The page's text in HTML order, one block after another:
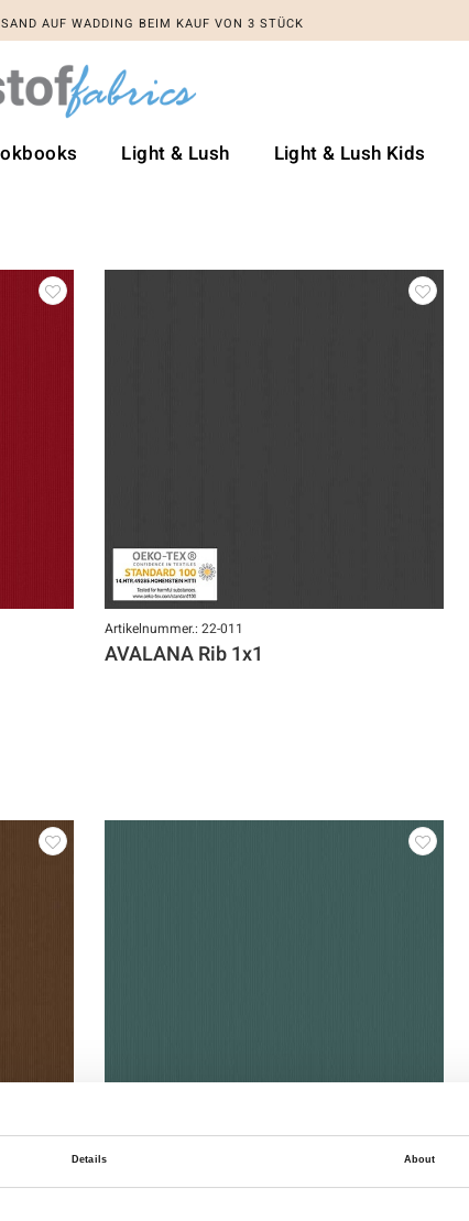
Details About
AUF WADDING BEIM KAUF VON 3 STÜCK
Light & Lush Light & Lush Kids
Artikelnummer.: 22-011
AVALANA Rib 1x1